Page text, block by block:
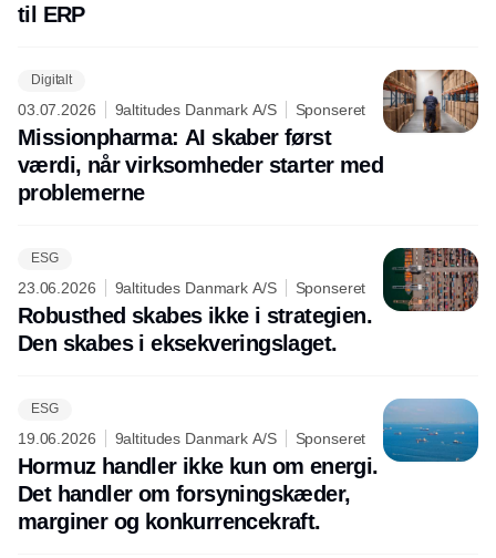
til ERP
Digitalt
03.07.2026 9altitudes Danmark A/S Sponseret
Missionpharma: AI skaber først
værdi, når virksomheder starter med
problemerne
ESG
23.06.2026 9altitudes Danmark A/S Sponseret
Robusthed skabes ikke i strategien.
Den skabes i eksekveringslaget.
ESG
19.06.2026 9altitudes Danmark A/S Sponseret
Hormuz handler ikke kun om energi.
Det handler om forsyningskæder,
marginer og konkurrencekraft.